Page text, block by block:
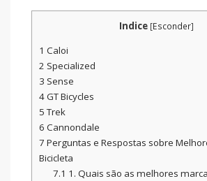
Indice [Esconder]
1 Caloi
2 Specialized
3 Sense
4GT Bicycles
5Trek
6 Cannondale
7 Perguntas e Respostas sobre
Bicicleta
7.1 1. Quais são as melhores